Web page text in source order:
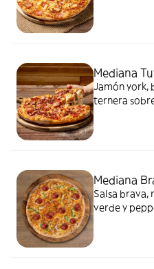
Mediana
Jamón york,
ternera
Mediana
Salsa brava,
verde y